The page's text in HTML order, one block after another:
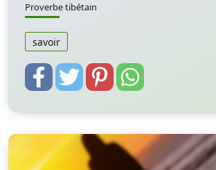
Proverbe tibétain
savoir